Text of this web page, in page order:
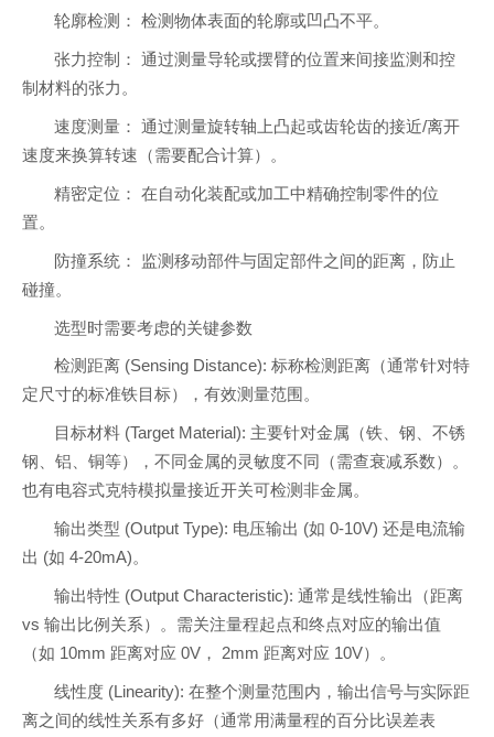
轮廓检测： 检测物体表面的轮廓或凹凸不平。
张力控制： 通过测量导轮或摆臂的位置来间接监测和控
制材料的张力。
速度测量： 通过测量旋转轴上凸起或齿轮齿的接近/离开
速度来换算转速（需要配合计算）。
精密定位： 在自动化装配或加工中精确控制零件的位
置。
防撞系统： 监测移动部件与固定部件之间的距离，防止
碰撞。
选型时需要考虑的关键参数
检测距离 (Sensing Distance): 标称检测距离（通常针对特
定尺寸的标准铁目标），有效测量范围。
目标材料 (Target Material): 主要针对金属（铁、钢、不锈
钢、铝、铜等），不同金属的灵敏度不同（需查衰减系数）。
也有电容式克特模拟量接近开关可检测非金属。
输出类型 (Output Type): 电压输出 (如 0-10V) 还是电流输
出 (如 4-20mA)。
输出特性 (Output Characteristic): 通常是线性输出（距离
vs 输出比例关系）。需关注量程起点和终点对应的输出值
（如 10mm 距离对应 0V， 2mm 距离对应 10V）。
线性度 (Linearity): 在整个测量范围内，输出信号与实际距
离之间的线性关系有多好（通常用满量程的百分比误差表